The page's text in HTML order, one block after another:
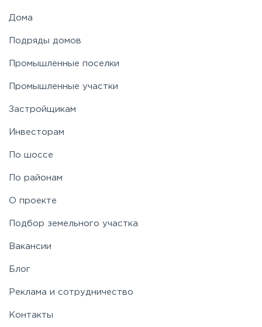
Дома
Подряды домов
Промышленные поселки
Промышленные участки
Застройщикам
Инвесторам
По шоссе
По районам
О проекте
Подбор земельного участка
Вакансии
Блог
Реклама и сотрудничество
Контакты